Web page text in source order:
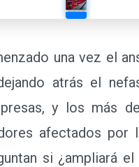
una vez el
atrás el
y los más
afectados por
si ¿ampliará el